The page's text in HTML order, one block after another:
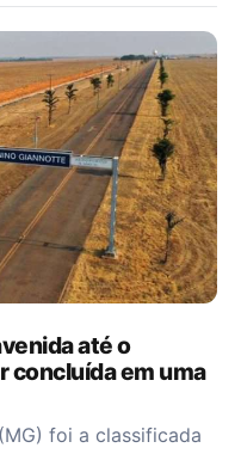
até o
concluída em uma
foi a classificada